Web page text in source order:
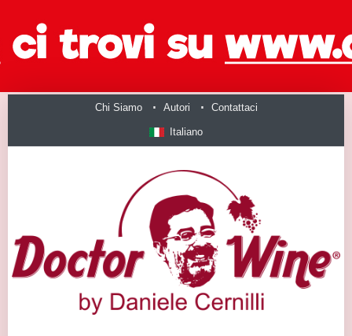
Chi Siamo Autori Contattaci
Italiano